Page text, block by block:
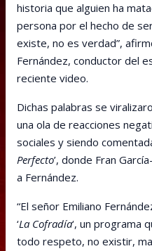
historia que alguien ha
persona por el hecho de
existe, no es verdad”,
Fernández, conductor del
reciente video.
Dichas palabras se
una ola de reacciones
sociales y siendo
Perfecto’, donde Fran
a Fernández.
“El señor Emiliano
‘La Cofradía‘, un programa
todo respeto, no existir,